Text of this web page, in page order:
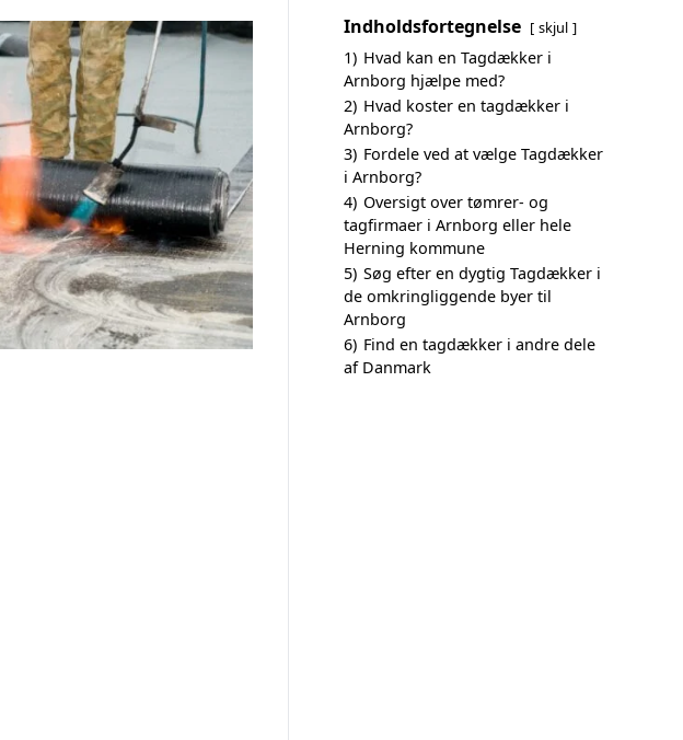
Indholdsfortegnelse skjul
1) Hvad kan en Tagdækker i
Arnborg hjælpe med?
2) Hvad koster en tagdækker i
Arnborg?
3) Fordele ved at vælge Tagdækker
i Arnborg?
4) Oversigt over tømrer- og
tagfirmaer i Arnborg eller hele
Herning kommune
5) Søg efter en dygtig Tagdækker i
de omkringliggende byer til
Arnborg
6) Find en tagdækker i andre dele
af Danmark